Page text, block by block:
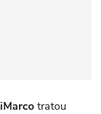
tratou